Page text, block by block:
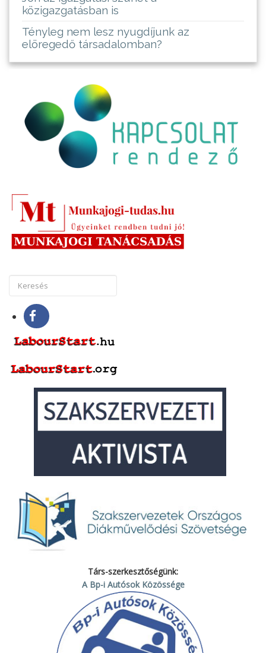
közigazgatásban is
Tényleg nem lesz nyugdíjunk az
elöregedő társadalomban?
Társ-szerkesztőségünk:
A Bp-i Autósok Közössége